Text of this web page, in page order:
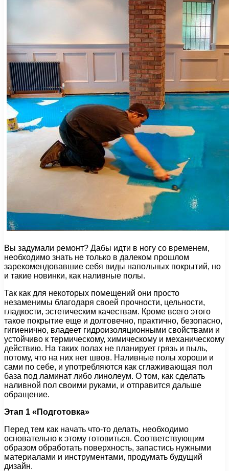
Вы задумали ремонт? Дабы идти в ногу со временем,
необходимо знать не только в далеком прошлом
зарекомендовавшие себя виды напольных покрытий, но
и такие новинки, как наливные полы.
Так как для некоторых помещений они просто
незаменимы благодаря своей прочности, цельности,
гладкости, эстетическим качествам. Кроме всего этого
такое покрытие еще и долговечно, практично, безопасно,
гигиенично, владеет гидроизоляционными свойствами и
устойчиво к термическому, химическому и механическому
действию. На таких полах не планирует грязь и пыль,
потому, что на них нет швов. Наливные полы хороши и
сами по себе, и употребляются как сглаживающая пол
база под ламинат либо линолеум. О том, как сделать
наливной пол своими руками, и отправится дальше
обращение.
Этап 1 «Подготовка»
Перед тем как начать что-то делать, необходимо
основательно к этому готовиться. Соответствующим
образом обработать поверхность, запастись нужными
материалами и инструментами, продумать будущий
дизайн.